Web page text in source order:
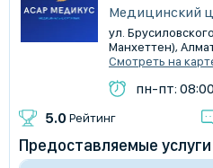
Медицинский
ул.
Манхеттен),
Смотреть на
пн-пт:
5.0 Рейтинг
Предоставляемые услуги